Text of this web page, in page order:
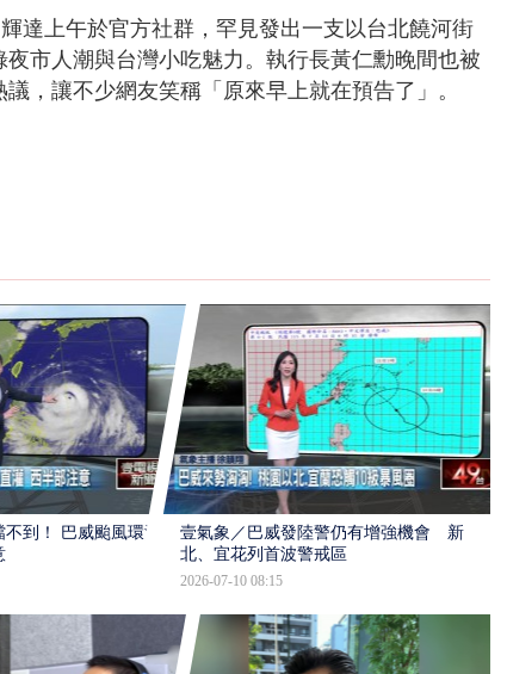
達上午於官方社群，罕見發出一支以台北饒河街
市人潮與台灣小吃魅力。執行長黃仁勳晚間也被
，讓不少網友笑稱「原來早上就在預告了」。
到！ 巴威颱風環流
壹氣象／巴威發陸警仍有增強機會 新
北、宜花列首波警戒區
2026-07-10 08:15